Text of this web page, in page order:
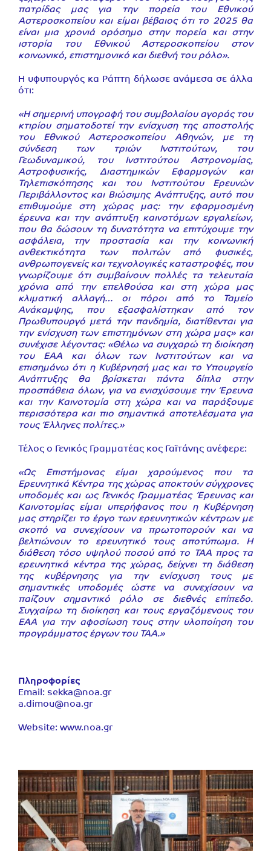
πατρίδας μας για την πορεία του Εθνικού
Αστεροσκοπείου και είμαι βέβαιος ότι το 2025 θα
είναι μια χρονιά ορόσημο στην πορεία και στην
ιστορία του Εθνικού Αστεροσκοπείου στον
κοινωνικό, επιστημονικό και διεθνή του ρόλο».
Η υφυπουργός κα Ράπτη δήλωσε ανάμεσα σε άλλα
ότι:
«Η σημερινή υπογραφή του συμβολαίου αγοράς του
κτιρίου σηματοδοτεί την ενίσχυση της αποστολής
του Εθνικού Αστεροσκοπείου Αθηνών, με τη
σύνδεση των τριών Ινστιτούτων, του
Γεωδυναμικού, του Ινστιτούτου Αστρονομίας,
Αστροφυσικής, Διαστημικών Εφαρμογών και
Τηλεπισκόπησης και του Ινστιτούτου Ερευνών
Περιβάλλοντος και Βιώσιμης Ανάπτυξης, αυτό που
επιθυμούμε στη χώρας μας: την εφαρμοσμένη
έρευνα και την ανάπτυξη καινοτόμων εργαλείων,
που θα δώσουν τη δυνατότητα να επιτύχουμε την
ασφάλεια, την προστασία και την κοινωνική
ανθεκτικότητα των πολιτών από φυσικές,
ανθρωπογενείς και τεχνολογικές καταστροφές, που
γνωρίζουμε ότι συμβαίνουν πολλές τα τελευταία
χρόνια από την επελθούσα και στη χώρα μας
κλιματική αλλαγή… οι πόροι από το Ταμείο
Ανάκαμψης, που εξασφαλίστηκαν από τον
Πρωθυπουργό μετά την πανδημία, διατίθενται για
την ενίσχυση των επιστημόνων στη χώρα μας» και
συνέχισε λέγοντας: «Θέλω να συγχαρώ τη διοίκηση
του ΕΑΑ και όλων των Ινστιτούτων και να
επισημάνω ότι η Κυβέρνησή μας και το Υπουργείο
Ανάπτυξης θα βρίσκεται πάντα δίπλα στην
προσπάθεια όλων, για να ενισχύσουμε την Έρευνα
και την Καινοτομία στη χώρα και να παράξουμε
περισσότερα και πιο σημαντικά αποτελέσματα για
τους Έλληνες πολίτες.»
Τέλος ο Γενικός Γραμματέας κος Γαϊτάνης ανέφερε:
«Ως Επιστήμονας είμαι χαρούμενος που τα
Ερευνητικά Κέντρα της χώρας αποκτούν σύγχρονες
υποδομές και ως Γενικός Γραμματέας Έρευνας και
Καινοτομίας είμαι υπερήφανος που η Κυβέρνηση
μας στηρίζει το έργο των ερευνητικών κέντρων με
σκοπό να συνεχίσουν να πρωτοπορούν και να
βελτιώνουν το ερευνητικό τους αποτύπωμα. Η
διάθεση τόσο υψηλού ποσού από το ΤΑΑ προς τα
ερευνητικά κέντρα της χώρας, δείχνει τη διάθεση
της κυβέρνησης για την ενίσχυση τους με
σημαντικές υποδομές ώστε να συνεχίσουν να
παίζουν σημαντικό ρόλο σε διεθνές επίπεδο.
Συγχαίρω τη διοίκηση και τους εργαζόμενους του
ΕΑΑ για την αφοσίωση τους στην υλοποίηση του
προγράμματος έργων του ΤΑΑ.»
Πληροφορίες
Email: sekka@noa.gr
a.dimou@noa.gr
Website: www.noa.gr